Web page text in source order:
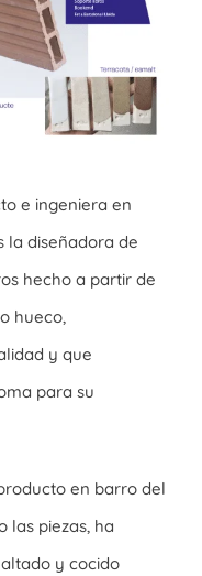
e ingeniera en
la diseñadora de
hecho a partir de
hueco,
y que
para su
en barro del
las piezas, ha
y cocido